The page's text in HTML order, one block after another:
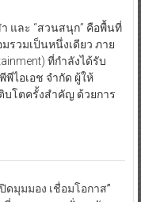
และ “สวนสนุก” คือพื้นที่
รวมเป็นหนึ่งเดียว ภาย
ที่กำลังได้รับ
ไอเอช จำกัด ผู้ให้
บโตครั้งสำคัญ ด้วยการ
ดมุมมอง เชื่อมโอกาส”